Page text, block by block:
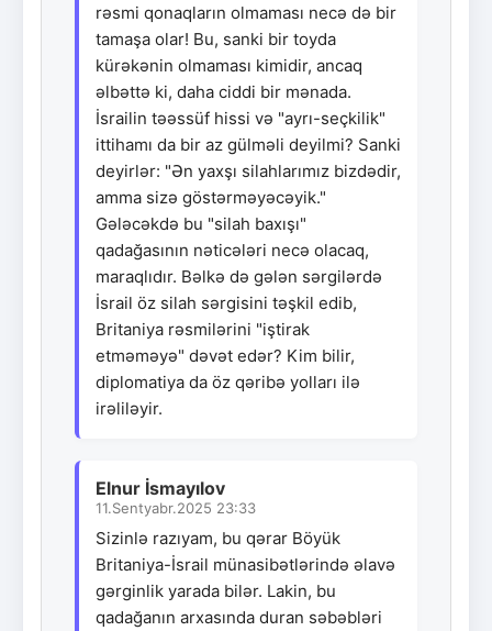
rəsmi qonaqların olmaması necə də bir
tamaşa olar! Bu, sanki bir toyda
kürəkənin olmaması kimidir, ancaq
əlbəttə ki, daha ciddi bir mənada.
İsrailin təəssüf hissi və "ayrı-seçkilik"
ittihamı da bir az gülməli deyilmi? Sanki
deyirlər: "Ən yaxşı silahlarımız bizdədir,
amma sizə göstərməyəcəyik."
Gələcəkdə bu "silah baxışı"
qadağasının nəticələri necə olacaq,
maraqlıdır. Bəlkə də gələn sərgilərdə
İsrail öz silah sərgisini təşkil edib,
Britaniya rəsmilərini "iştirak
etməməyə" dəvət edər? Kim bilir,
diplomatiya da öz qəribə yolları ilə
irəliləyir.
Elnur İsmayılov
11.Sentyabr.2025 23:33
Sizinlə razıyam, bu qərar Böyük
Britaniya-İsrail münasibətlərində əlavə
gərginlik yarada bilər. Lakin, bu
qadağanın arxasında duran səbəbləri